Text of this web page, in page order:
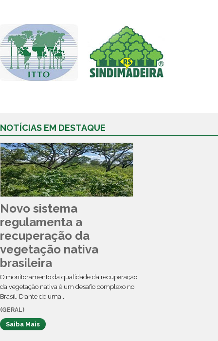
NOTÍCIAS EM DESTAQUE
Novo sistema
regulamenta a
recuperação da
vegetação nativa
brasileira
O monitoramento da qualidade da recuperação
da vegetação nativa é um desafio complexo no
Brasil. Diante de uma...
(GERAL)
Saiba Mais